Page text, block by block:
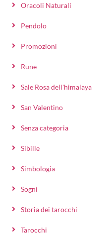
Oracoli Naturali
Pendolo
Promozioni
Rune
Sale Rosa dell'himalaya
San Valentino
Senza categoria
Sibille
Simbologia
Sogni
Storia dei tarocchi
Tarocchi